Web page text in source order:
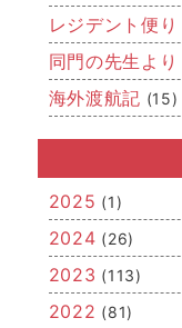
レジデント便り
どこまでが「若手
若手医師（レジデ
同門の先生より
海外渡航記
海外留学報告や国
した国際的な活動
す。
レジデント便り
同門の先生より
海外渡航記 (15)
2025 (1)
2024 (26)
2023 (113)
2022 (81)